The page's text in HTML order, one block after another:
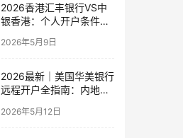
2026香港汇丰银行VS中
银香港：个人开户条件、
比指南
2026年5月9日
2026最新｜美国华美银行
远程开户全指南：内地居
境账户实操解析
2026年5月12日